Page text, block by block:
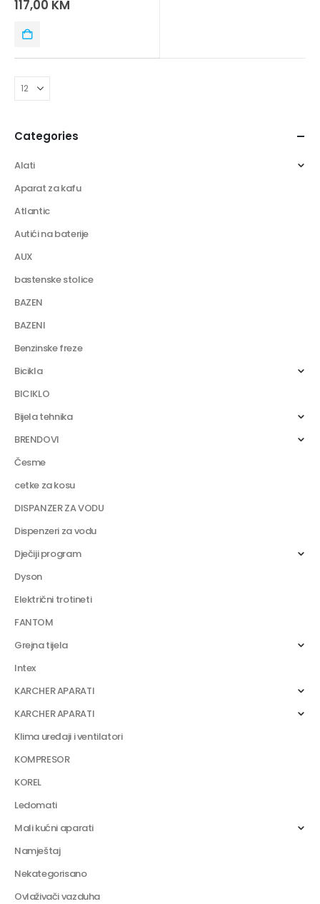
117,00 KM
Categories
Alati
Aparat za kafu
Atlantic
Autići na baterije
AUX
bastenske stolice
BAZEN
BAZENI
Benzinske freze
Bicikla
BICIKLO
Bijela tehnika
BRENDOVI
Česme
cetke za kosu
DISPANZER ZA VODU
Dispenzeri za vodu
Dječiji program
Dyson
Električni trotineti
FANTOM
Grejna tijela
Intex
KARCHER APARATI
KARCHER APARATI
Klima uređaji i ventilatori
KOMPRESOR
KOREL
Ledomati
Mali kućni aparati
Namještaj
Nekategorisano
Ovlaživači vazduha